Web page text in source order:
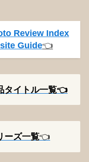
Review Index
Guide👈️
タイトル一覧👈️
ーズ一覧👈️